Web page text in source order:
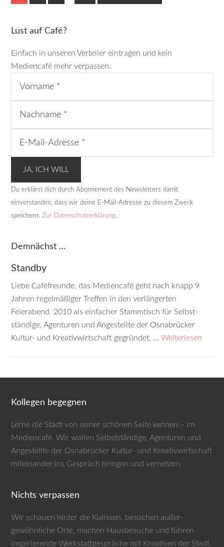
Lust auf Café?
Einfach in unseren Verteiler eintragen und kein
Mediencafé mehr verpassen.
Du erklärst dich durch Abonnement des Newsletters damit
einverstanden, dass wir deine E-Mail-Adresse zu diesem Zweck
speichern. Zur Datenschutzerklärung.
Demnächst …
Standby
Liebe Caféfreunde, das Mediencafé geht nach knapp 9
Jahren regelmäßiger Treffen in den verlängerten
Feierabend. 2010 als einfacher Stammtisch für Selbst­
ständige, Agenturen und Angestellte der Osnabrücker
Kultur- und Kreativwirtschaft gegründet, …Weiterlesen
Kollegen begegnen
Lerne die Stadt von seiner schönen Seite kennen – im
Mediencafé. Wir wollen Selbst­ständige, Agenturen und
Angestellte der Osnabrücker Kultur- und Kreativwirtschaft
miteinander ins Gespräch bringen und vernetzen.
Nichts verpassen
Wir schauen hinter die Kulissen, besuchen außer­
gewöhnliche Orte, machen Haus­besuche und führen
inspirierende Werkstatt­gespräche mit Kreativen der Stadt.